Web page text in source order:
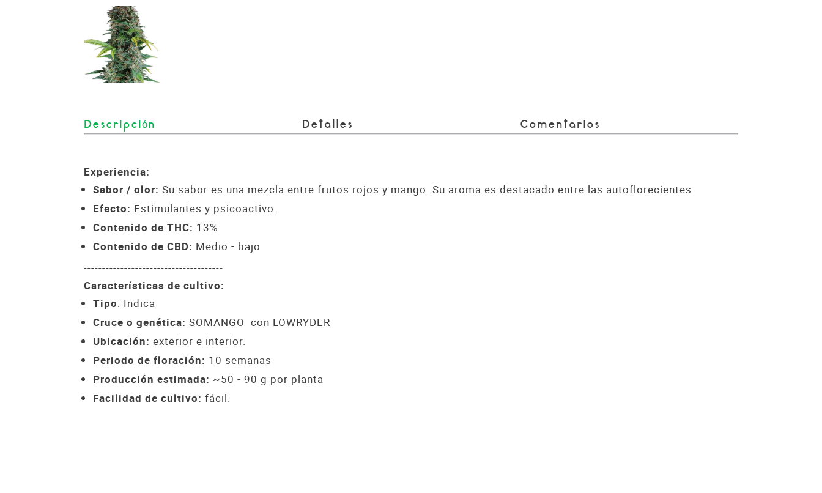
Descripción Detalles Comentarios
Experiencia:
Sabor / olor: Su sabor es una mezcla entre frutos rojos y mango. Su aroma es destacado entre las autoflorecientes
Efecto: Estimulantes y psicoactivo.
Contenido de THC: 13%
Contenido de CBD: Medio - bajo
--------------------------------------
Características de cultivo:
Tipo: Indica
Cruce o genética: SOMANGO con LOWRYDER
Ubicación: exterior e interior.
Periodo de floración: 10 semanas
Producción estimada: ~50 - 90 g por planta
Facilidad de cultivo: fácil.